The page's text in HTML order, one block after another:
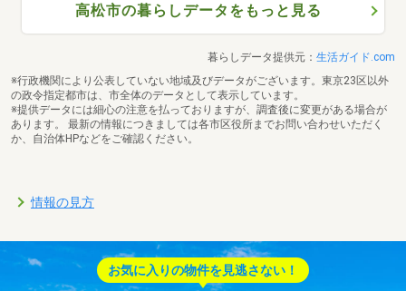
高松市の暮らしデータをもっと見る
暮らしデータ提供元： 生活ガイド.com
※行政機関により公表していない地域及びデータがございます。東京23区以外
の政令指定都市は、市全体のデータとして表示しています。
※提供データには細心の注意を払っておりますが、調査後に変更がある場合が
あります。 最新の情報につきましては各市区役所までお問い合わせいただく
か、自治体HPなどをご確認ください。
情報の見方
お気に入りの物件を見逃さない！